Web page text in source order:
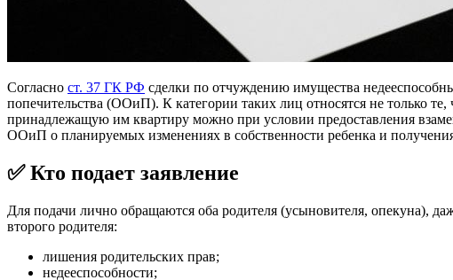
Согласно ст. 37 ГК РФ сделки по отчуждению имущества
попечительства (ООиП). К категории таких лиц относятся не только
принадлежащую им квартиру можно при условии предоставления
ООиП о планируемых изменениях в собственности ребенка и
✅ Кто подает заявление
Для подачи лично обращаются оба родителя (усыновителя, опекуна),
второго родителя:
лишения родительских прав;
недееспособности;